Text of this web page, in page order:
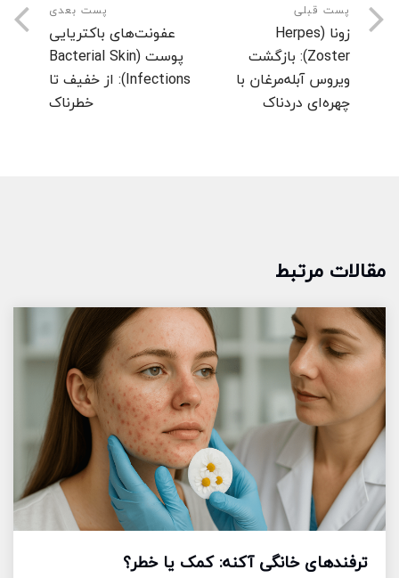
پست قبلی
زونا (Herpes
Zoster): بازگشت
ویروس آبله‌مرغان با
چهره‌ای دردناک
پست بعدی
عفونت‌های باکتریایی
پوست (Bacterial Skin
Infections): از خفیف تا
خطرناک
مقالات مرتبط
ترفندهای خانگی آکنه: کمک یا خطر؟